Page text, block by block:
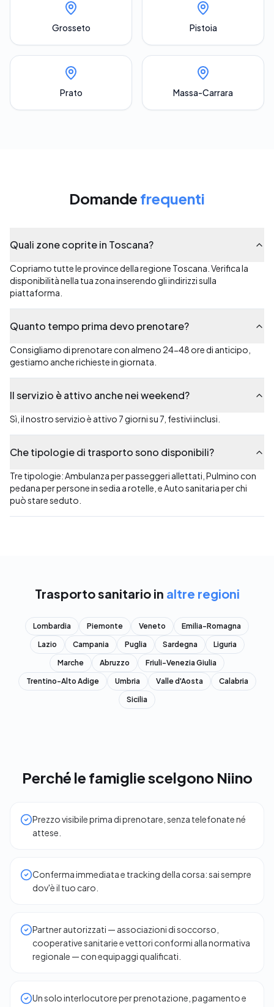
Grosseto Pistoia
Prato Massa-Carrara
Domande frequenti
Quali zone coprite in Toscana?
Copriamo tutte le province della regione Toscana. Verifica la
disponibilità nella tua zona inserendo gli indirizzi sulla
piattaforma.
Quanto tempo prima devo prenotare?
Consigliamo di prenotare con almeno 24-48 ore di anticipo,
gestiamo anche richieste in giornata.
Il servizio è attivo anche nei weekend?
Sì, il nostro servizio è attivo 7 giorni su 7, festivi inclusi.
Che tipologie di trasporto sono disponibili?
Tre tipologie: Ambulanza per passeggeri allettati, Pulmino con
pedana per persone in sedia a rotelle, e Auto sanitaria per chi
può stare seduto.
Trasporto sanitario in altre regioni
Lombardia Piemonte Veneto
Emilia-Romagna
Lazio
Campania Puglia Sardegna
Liguria
Marche
Abruzzo
Friuli-Venezia Giulia
Trentino-Alto Adige
Umbria Valle d'Aosta
Calabria
Sicilia
Perché le famiglie scelgono Niino
Prezzo visibile prima di prenotare, senza telefonate né
attese.
Conferma immediata e tracking della corsa: sai sempre
dov'è il tuo caro.
Partner autorizzati — associazioni di soccorso,
cooperative sanitarie e vettori conformi alla normativa
regionale — con equipaggi qualificati.
Un solo interlocutore per prenotazione, pagamento e